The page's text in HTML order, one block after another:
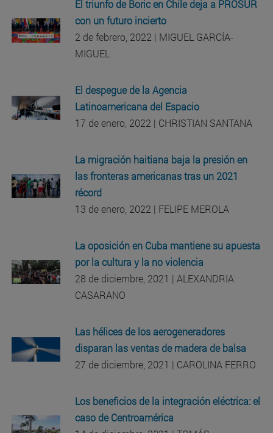
El triunfo de Boric en Chile deja a PROSUR
con un futuro incierto
2 de febrero, 2022 | MIGUEL GARCÍA-
MIGUEL
El despegue de la Agencia
Latinoamericana del Espacio
17 de enero, 2022 | CHRISTIAN SANTANA
La migración haitiana baja la presión en
las fronteras americanas tras un 2021
récord
13 de enero, 2022 | FELIPE MEROLA
La oposición en Cuba mantiene su apuesta
por la cultura y la no violencia
28 de diciembre, 2021 | ALEXANDRIA
CASARANO
Las hélices de los aerogeneradores
disparan las ventas de madera de balsa
27 de diciembre, 2021 | CAROLINA FERRO
Los beneficios de la integración eléctrica: el
caso de Centroamérica